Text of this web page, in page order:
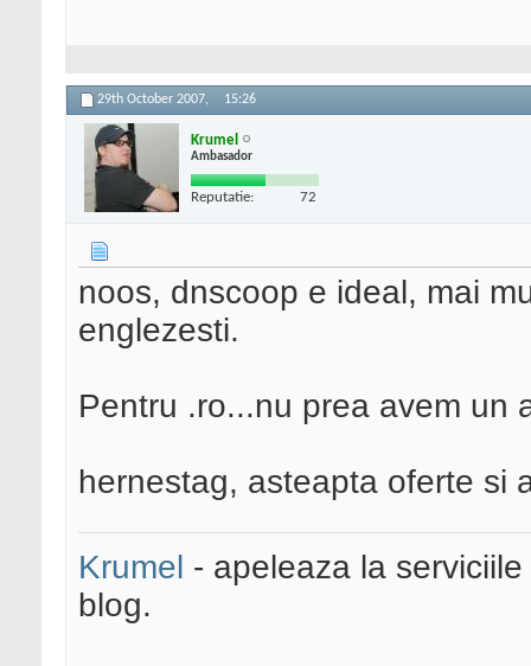
29th October 2007, 15:26
Krumel
Ambasador
Reputatie: 72
noos, dnscoop e ideal, mai
englezesti.
Pentru .ro...nu prea avem un
hernestag, asteapta oferte si
Krumel - apeleaza la
blog.